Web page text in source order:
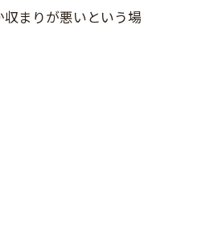
まりが悪いという場